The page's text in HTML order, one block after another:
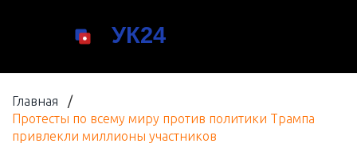
Главная /
Протесты по всему миру против политики Трампа
привлекли миллионы участников